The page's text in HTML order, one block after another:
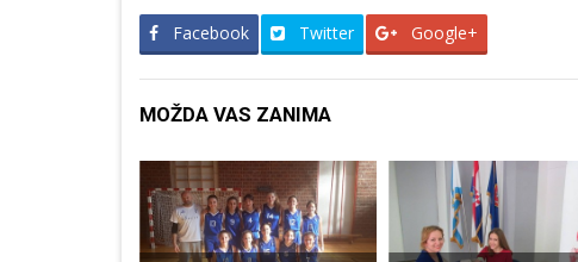
Facebook Twitter Google+
MOŽDA VAS ZANIMA